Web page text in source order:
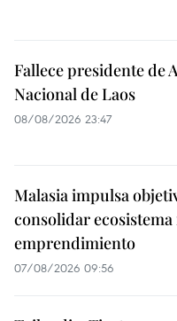
Fallece presidente de
Nacional de Laos
08/08/2026 23:47
Malasia impulsa
consolidar
emprendimiento
07/08/2026 09:56